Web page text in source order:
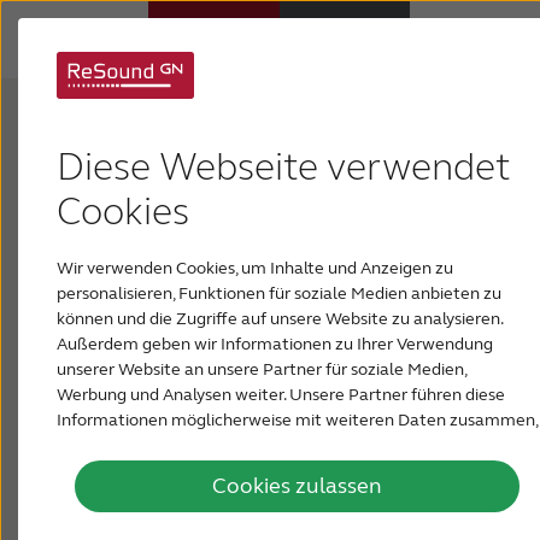
Diese Webseite verwendet
Cookies
Wir verwenden Cookies, um Inhalte und Anzeigen zu
personalisieren, Funktionen für soziale Medien anbieten zu
können und die Zugriffe auf unsere Website zu analysieren.
Außerdem geben wir Informationen zu Ihrer Verwendung
unserer Website an unsere Partner für soziale Medien,
Werbung und Analysen weiter. Unsere Partner führen diese
Informationen möglicherweise mit weiteren Daten zusammen,
Nutzung der Dienste gesammelt haben.
Cookies zulassen
Hörverlust
Über ReSound
Support & Unterstützung
PRESSE & NEWSROOM
DEUTSCHLAND